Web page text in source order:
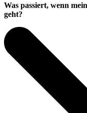
Was passiert, wenn
geht?